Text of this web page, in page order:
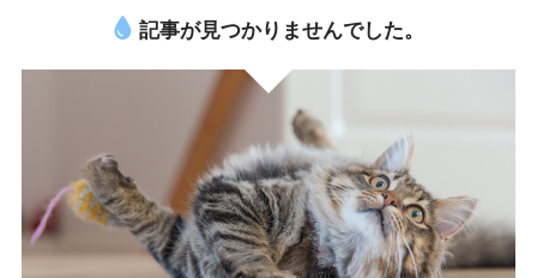
記事が見つかりませんでした。